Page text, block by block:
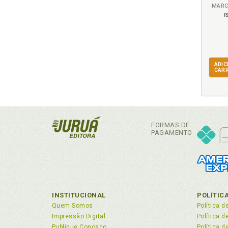
FORMAS DE
PAGAMENTO
INSTITUCIONAL
Quem Somos
Impressão Digital
Política
Política